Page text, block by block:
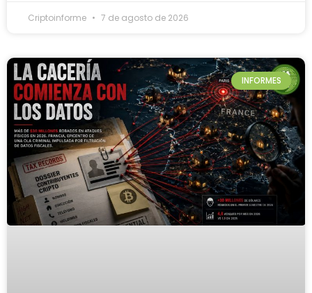
Criptoinforme 7 de agosto de 2026
INFORMES